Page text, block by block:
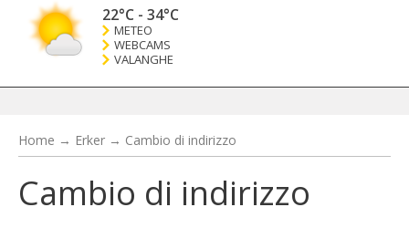
22°C - 34°C
METEO
WEBCAMS
VALANGHE
Home → Erker → Cambio di indirizzo
Cambio di indirizzo